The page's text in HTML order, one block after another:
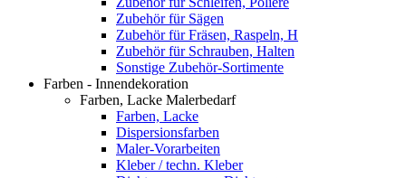
Zubehör für Sägen
Zubehör für Fräsen, Raspeln, H
Zubehör für Schrauben, Halten
Sonstige Zubehör-Sortimente
Farben - Innendekoration
Farben, Lacke Malerbedarf
Farben, Lacke
Dispersionsfarben
Maler-Vorarbeiten
Kleber / techn. Kleber